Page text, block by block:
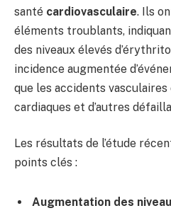
santé cardiovasculaire. Ils
éléments troublants,
des niveaux élevés
incidence augmentée
que les accidents
cardiaques et d’autres
Les résultats de l’étude
points clés :
Augmentation des